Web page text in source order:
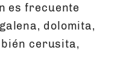
es frecuente
dolomita,
cerusita,